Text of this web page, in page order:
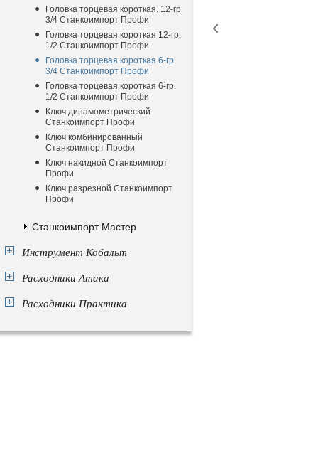
Головка торцевая короткая. 12-гр
3/4 Станкоимпорт Профи
Головка торцевая короткая 12-гр.
1/2 Станкоимпорт Профи
Головка торцевая короткая 6-гр
3/4 Станкоимпорт Профи
Головка торцевая короткая 6-гр.
1/2 Станкоимпорт Профи
Ключ динамометрический
Станкоимпорт Профи
Ключ комбинированный
Станкоимпорт Профи
Ключ накидной Станкоимпорт
Профи
Ключ разрезной Станкоимпорт
Профи
Станкоимпорт Мастер
Инструмент Кобальт
Расходники Атака
Расходники Практика